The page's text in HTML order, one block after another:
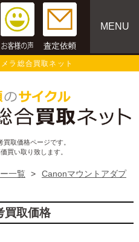
MENU
ラ総合買取ネット
取価格ページです。
買い取り致します。
一覧 >
Canonマウントアダプ
買取価格